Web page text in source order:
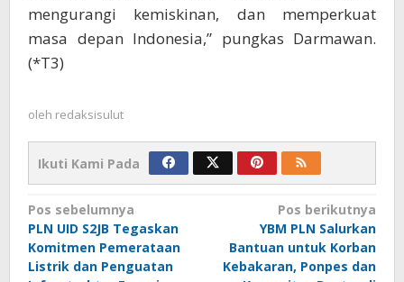
mengurangi kemiskinan, dan memperkuat
masa depan Indonesia,” pungkas Darmawan.
(*T3)
oleh redaksisulut
Ikuti Kami Pada
Navigasi
pos
Pos sebelumnya
PLN UID S2JB Tegaskan
Komitmen Pemerataan
Listrik dan Penguatan
Pos berikutnya
YBM PLN Salurkan
Bantuan untuk Korban
Kebakaran, Ponpes dan